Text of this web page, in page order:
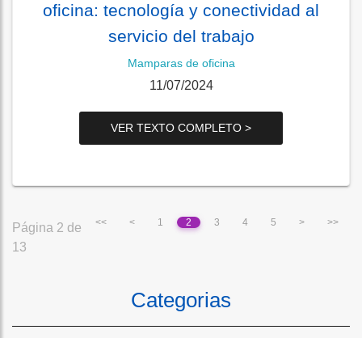
oficina: tecnología y conectividad al
servicio del trabajo
Mamparas de oficina
11/07/2024
VER TEXTO COMPLETO >
Página 2 de
13
<< < 1 2 3 4 5 > >>
Categorias